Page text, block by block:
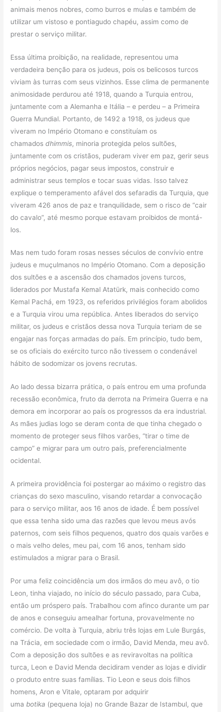
animais menos nobres, como burros e mulas e também de
utilizar um vistoso e pontiagudo chapéu, assim como de
prestar o serviço militar.
Essa última proibição, na realidade, representou uma
verdadeira benção para os judeus, pois os belicosos turcos
viviam às turras com seus vizinhos. Esse clima de permanente
animosidade perdurou até 1918, quando a Turquia entrou,
juntamente com a Alemanha e Itália – e perdeu – a Primeira
Guerra Mundial. Portanto, de 1492 a 1918, os judeus que
viveram no Império Otomano e constituíam os
chamadosdhimmis, minoria protegida pelos sultões,
juntamente com os cristãos, puderam viver em paz, gerir seus
próprios negócios, pagar seus impostos, construir e
administrar seus templos e tocar suas vidas. Isso talvez
explique o temperamento afável dos sefaradis da Turquia, que
viveram 426 anos de paz e tranquilidade, sem o risco de “cair
do cavalo”, até mesmo porque estavam proibidos de montá-
los.
Mas nem tudo foram rosas nesses séculos de convívio entre
judeus e muçulmanos no Império Otomano. Com a deposição
dos sultões e a ascensão dos chamados jovens turcos,
liderados por Mustafa Kemal Atatürk, mais conhecido como
Kemal Pachá, em 1923, os referidos privilégios foram abolidos
e a Turquia virou uma república. Antes liberados do serviço
militar, os judeus e cristãos dessa nova Turquia teriam de se
engajar nas forças armadas do país. Em princípio, tudo bem,
se os oficiais do exército turco não tivessem o condenável
hábito de sodomizar os jovens recrutas.
Ao lado dessa bizarra prática, o país entrou em uma profunda
recessão econômica, fruto da derrota na Primeira Guerra e na
demora em incorporar ao país os progressos da era industrial.
As mães judias logo se deram conta de que tinha chegado o
momento de proteger seus filhos varões, “tirar o time de
campo” e migrar para um outro país, preferencialmente
ocidental.
A primeira providência foi postergar ao máximo o registro das
crianças do sexo masculino, visando retardar a convocação
para o serviço militar, aos 16 anos de idade. É bem possível
que essa tenha sido uma das razões que levou meus avós
paternos, com seis filhos pequenos, quatro dos quais varões e
o mais velho deles, meu pai, com 16 anos, tenham sido
estimulados a migrar para o Brasil.
Por uma feliz coincidência um dos irmãos do meu avô, o tio
Leon, tinha viajado, no início do século passado, para Cuba,
então um próspero país. Trabalhou com afinco durante um par
de anos e conseguiu amealhar fortuna, provavelmente no
comércio. De volta à Turquia, abriu três lojas em Lule Burgás,
na Trácia, em sociedade com o irmão, David Menda, meu avô.
Com a deposição dos sultões e as reviravoltas na política
turca, Leon e David Menda decidiram vender as lojas e dividir
o produto entre suas famílias. Tio Leon e seus dois filhos
homens, Aron e Vitale, optaram por adquirir
uma botika (pequena loja) no Grande Bazar de Istambul, que